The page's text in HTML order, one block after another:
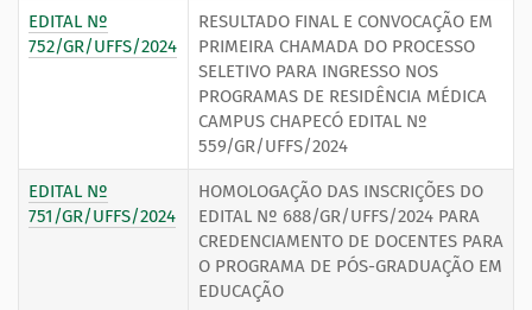
EDITAL Nº
752/GR/UFFS/2024
RESULTADO FINAL E CONVOCAÇÃO EM
PRIMEIRA CHAMADA DO PROCESSO
SELETIVO PARA INGRESSO NOS
PROGRAMAS DE RESIDÊNCIA MÉDICA
CAMPUS CHAPECÓ EDITAL Nº
559/GR/UFFS/2024
EDITAL Nº
751/GR/UFFS/2024
HOMOLOGAÇÃO DAS INSCRIÇÕES DO
EDITAL Nº 688/GR/UFFS/2024 PARA
CREDENCIAMENTO DE DOCENTES PARA
O PROGRAMA DE PÓS-GRADUAÇÃO EM
EDUCAÇÃO